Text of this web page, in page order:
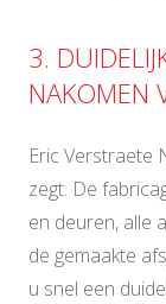
3.
NAKOMEN
Eric Verstraete
zegt. De
en deuren, alle
de gemaakte
u snel een